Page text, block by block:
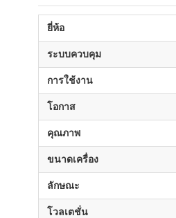
ยี่ห้อ
ระบบควบคุม
การใช้งาน
โอกาส
คุณภาพ
ขนาดเครื่อง
ลักษณะ
โวลเตชั่น